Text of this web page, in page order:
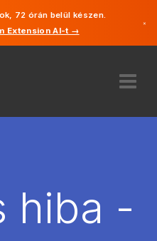
72 órán belül készen.
Extension AI-t →
×
hiba -